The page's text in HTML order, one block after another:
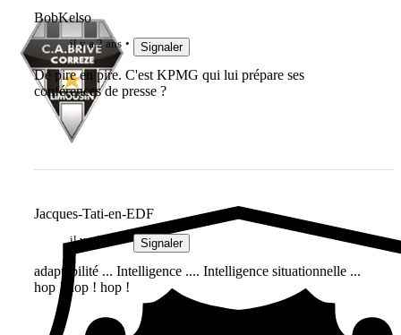
BobKelso
il y a 2 ans Signaler
De pire en pire. C'est KPMG qui lui prépare ses
conférences de presse ?
Jacques-Tati-en-EDF
il y a 2 ans Signaler
adaptabilité ... Intelligence .... Intelligence situationnelle ...
hop ! hop ! hop !